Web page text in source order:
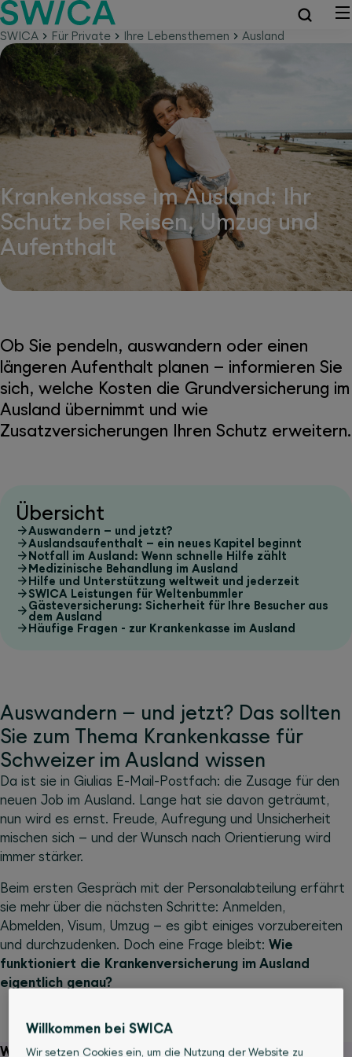
SWICA Für Private Ihre Lebensthemen Ausland
Krankenkasse im Ausland: Ihr
Schutz bei Reisen, Umzug und
Aufenthalt
Ob Sie pendeln, auswandern oder einen
längeren Aufenthalt planen – informieren Sie
sich, welche Kosten die Grundversicherung im
Ausland übernimmt und wie
Zusatzversicherungen Ihren Schutz erweitern.
Übersicht
Auswandern – und jetzt?
Auslandsaufenthalt – ein neues Kapitel beginnt
Notfall im Ausland: Wenn schnelle Hilfe zählt
Medizinische Behandlung im Ausland
Hilfe und Unterstützung weltweit und jederzeit
SWICA Leistungen für Weltenbummler
Gästeversicherung: Sicherheit für Ihre Besucher aus
dem Ausland
Häufige Fragen - zur Krankenkasse im Ausland
Auswandern – und jetzt? Das sollten
Sie zum Thema Krankenkasse für
Schweizer im Ausland wissen
Da ist sie in Giulias E-Mail-Postfach: die Zusage für den
neuen Job im Ausland. Lange hat sie davon geträumt,
nun wird es ernst. Freude, Aufregung und Unsicherheit
mischen sich – und der Wunsch nach Orientierung wird
immer stärker.
Beim ersten Gespräch mit der Personalabteilung erfährt
sie mehr über die nächsten Schritte: Anmelden,
Abmelden, Visum, Umzug – es gibt einiges vorzubereiten
und durchzudenken. Doch eine Frage bleibt: Wie
funktioniert die Krankenversicherung im Ausland
eigentlich genau?
Wichtig zu wissen
Willkommen bei SWICA
Wir setzen Cookies ein, um die Nutzung der Website zu